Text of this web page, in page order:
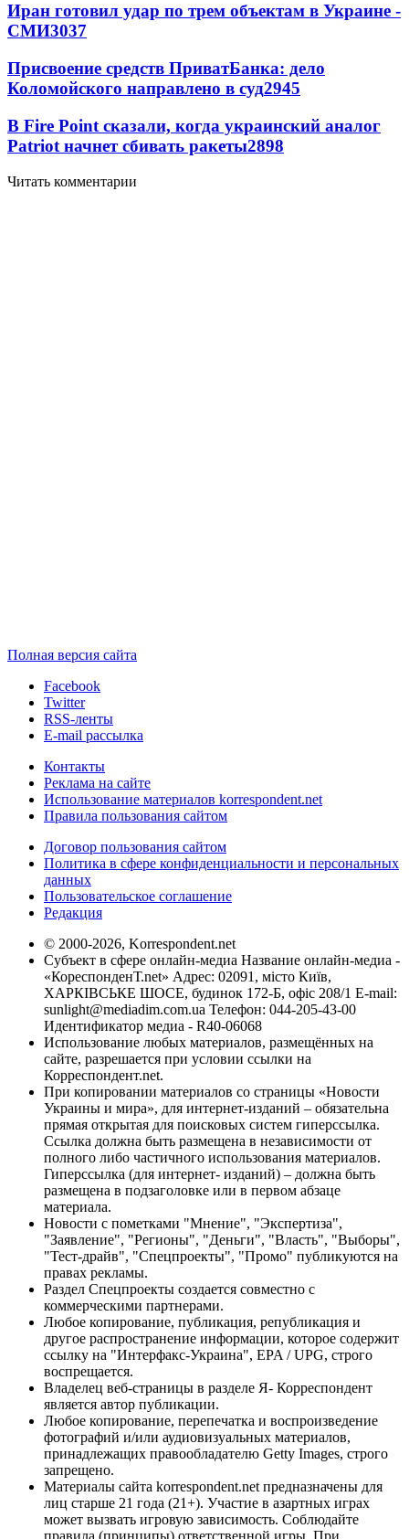
Иран готовил удар по трем объектам в Украине -
СМИ3037
Присвоение средств ПриватБанка: дело
Коломойского направлено в суд2945
В Fire Point сказали, когда украинский аналог
Patriot начнет сбивать ракеты2898
Читать комментарии
Полная версия сайта
Facebook
Twitter
RSS-ленты
E-mail рассылка
Контакты
Реклама на сайте
Использование материалов korrespondent.net
Правила пользования сайтом
Договор пользования сайтом
Политика в сфере конфиденциальности и персональных
данных
Пользовательское соглашение
Редакция
© 2000-2026, Korrespondent.net
Субъект в сфере онлайн-медиа Название онлайн-медиа -
«КореспонденТ.net» Адрес: 02091, місто Київ,
ХАРКІВСЬКЕ ШОСЕ, будинок 172-Б, офіс 208/1 E-mail:
sunlight@mediadim.com.ua Телефон: 044-205-43-00
Идентификатор медиа - R40-06068
Использование любых материалов, размещённых на
сайте, разрешается при условии ссылки на
Корреспондент.net.
При копировании материалов со страницы «Новости
Украины и мира», для интернет-изданий – обязательна
прямая открытая для поисковых систем гиперссылка.
Ссылка должна быть размещена в независимости от
полного либо частичного использования материалов.
Гиперссылка (для интернет- изданий) – должна быть
размещена в подзаголовке или в первом абзаце
материала.
Новости с пометками "Мнение", "Экспертиза",
"Заявление", "Регионы", "Деньги", "Власть", "Выборы",
"Тест-драйв", "Спецпроекты", "Промо" публикуются на
правах рекламы.
Раздел Спецпроекты создается совместно с
коммерческими партнерами.
Любое копирование, публикация, републикация и
другое распространение информации, которое содержит
ссылку на "Интерфакс-Украина", EPA / UPG, строго
воспрещается.
Владелец веб-страницы в разделе Я- Корреспондент
является автор публикации.
Любое копирование, перепечатка и воспроизведение
фотографий и/или аудиовизуальных материалов,
принадлежащих правообладателю Getty Images, строго
запрещено.
Материалы сайта korrespondent.net предназначены для
лиц старше 21 года (21+). Участие в азартных играх
может вызвать игровую зависимость. Соблюдайте
правила (принципы) ответственной игры. При